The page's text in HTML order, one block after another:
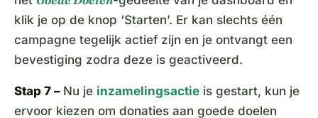
klik je op de knop ‘Starten’. Er kan slechts één
campagne tegelijk actief zijn en je ontvangt een
bevestiging zodra deze is geactiveerd.
Stap 7 – Nu je inzamelingsactie is gestart, kun je
ervoor kiezen om donaties aan goede doelen